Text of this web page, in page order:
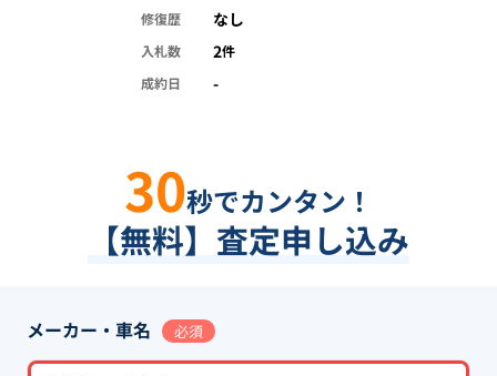
修復歴
なし
入札数 2件
成約日
-
30秒でカンタン！
【無料】査定申し込み
メーカー・車名 必須